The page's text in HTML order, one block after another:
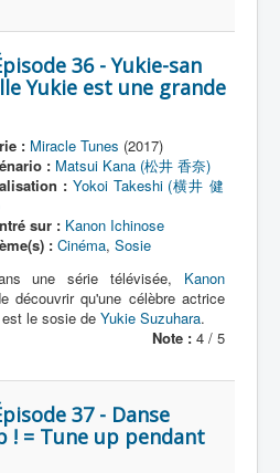
36 - Yukie-san
Yukie est une grande
: Miracle Tunes (2017)
: Matsui Kana (松井 香奈)
: Yokoi Takeshi (横井 健
sur : Kanon Ichinose
: Cinéma, Sosie
une série télévisée, Kanon
découvrir qu'une célèbre actrice
le sosie de Yukie Suzuhara.
Note : 4 / 5
37 - Danse
! = Tune up pendant